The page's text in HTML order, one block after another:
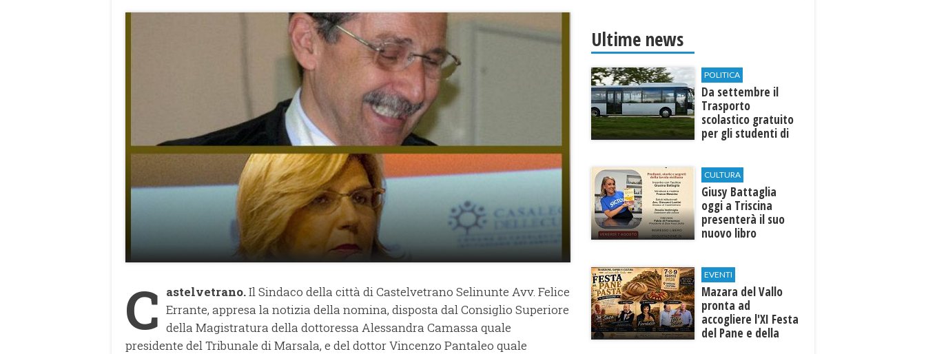
C astelvetrano.Il Sindaco della città di Castelvetrano Selinunte Avv. Felice
Errante, appresa la notizia della nomina, disposta dal Consiglio Superiore
della Magistratura della dottoressa Alessandra Camassa quale
presidente del Tribunale di Marsala, e del dottor Vincenzo Pantaleo quale
Ultime news
POLITICA
Da settembre il
Trasporto
scolastico gratuito
per gli studenti di
CULTURA
Giusy Battaglia
oggi a Triscina
presenterà il suo
nuovo libro
EVENTI
Mazara del Vallo
pronta ad
accogliere l'XI Festa
del Pane e della